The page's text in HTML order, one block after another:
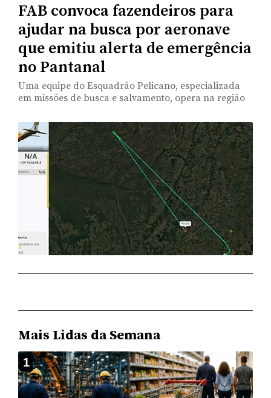
FAB convoca fazendeiros para
ajudar na busca por aeronave
que emitiu alerta de emergência
no Pantanal
Uma equipe do Esquadrão Pelicano, especializada
em missões de busca e salvamento, opera na região
Mais Lidas da Semana
1